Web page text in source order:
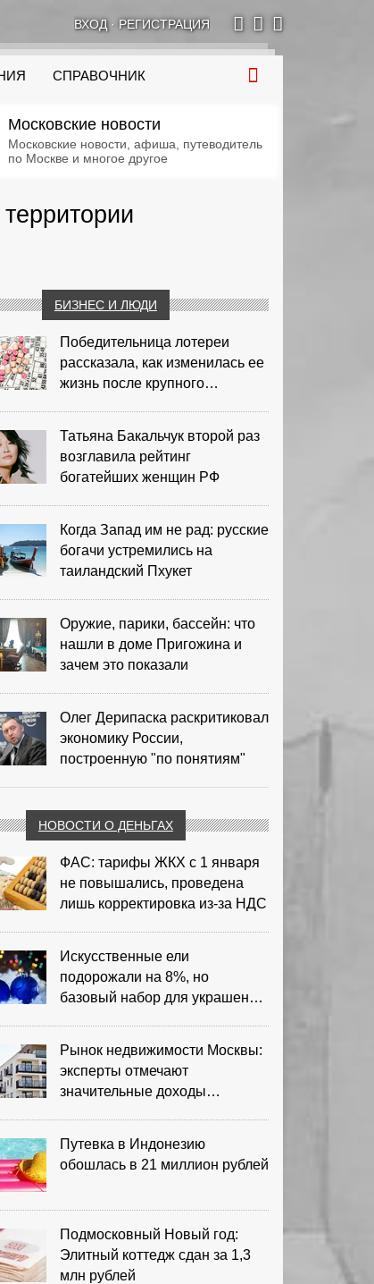
ВХОД· РЕГИСТРАЦИЯ
СПРАВОЧНИК
Московские новости
Московские новости, афиша, путеводитель
по Москве и многое другое
БИЗНЕС И ЛЮДИ
Победительница лотереи
рассказала, как изменилась ее
жизнь после крупного
Татьяна Бакальчук второй раз
возглавила рейтинг
богатейших женщин РФ
Когда Запад им не рад: русские
богачи устремились на
таиландский Пхукет
Оружие, парики, бассейн: что
нашли в доме Пригожина и
зачем это показали
Олег Дерипаска раскритиковал
экономику России,
построенную "по понятиям"
НОВОСТИ О ДЕНЬГАХ
ФАС: тарифы ЖКХ с 1 января
не повышались, проведена
лишь корректировка из‑за НДС
Искусственные ели
подорожали на 8%, но
базовый набор для украшения
Рынок недвижимости Москвы:
эксперты отмечают
значительные доходы
Путевка в Индонезию
обошлась в 21 миллион рублей
Подмосковный Новый год:
Элитный коттедж сдан за 1,3
млн рублей